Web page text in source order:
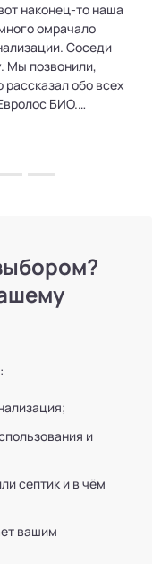
наконец‑то наша
омрачало
Соседи
Мы позвонили,
обо всех
БИО.
всё быстро
и
септик и в чём
вашим